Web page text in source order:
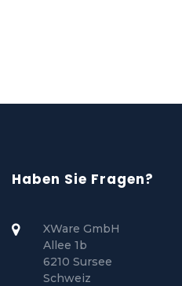
Haben Sie Fragen?
XWare GmbH
Allee 1b
6210 Sursee
Schweiz